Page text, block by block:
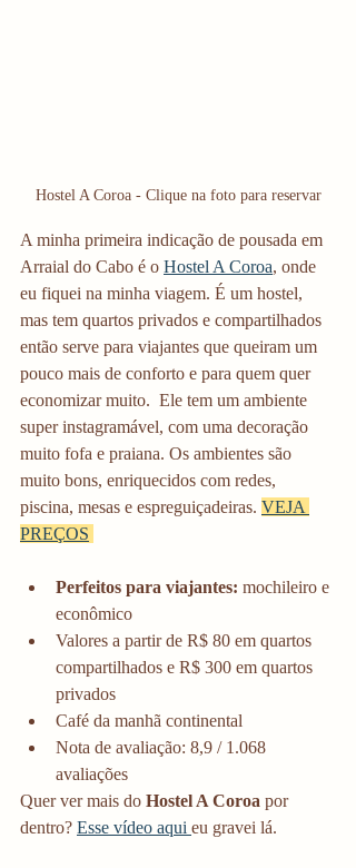
Hostel A Coroa - Clique na foto para reservar
A minha primeira indicação de pousada em
Arraial do Cabo é o Hostel A Coroa, onde
eu fiquei na minha viagem. É um hostel,
mas tem quartos privados e compartilhados
então serve para viajantes que queiram um
pouco mais de conforto e para quem quer
economizar muito.  Ele tem um ambiente
super instagramável, com uma decoração
muito fofa e praiana. Os ambientes são
muito bons, enriquecidos com redes,
piscina, mesas e espreguiçadeiras. VEJA
PREÇOS
Perfeitos para viajantes: mochileiro e
econômico
Valores a partir de R$ 80 em quartos
compartilhados e R$ 300 em quartos
privados
Café da manhã continental
Nota de avaliação: 8,9 / 1.068
avaliações
Quer ver mais do Hostel A Coroa por
dentro? Esse vídeo aqui eu gravei lá.